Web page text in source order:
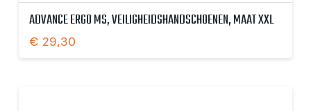
ADVANCE ERGO MS, VEILIGHEIDSHANDSCHOENEN, MAAT XXL
€ 29,30